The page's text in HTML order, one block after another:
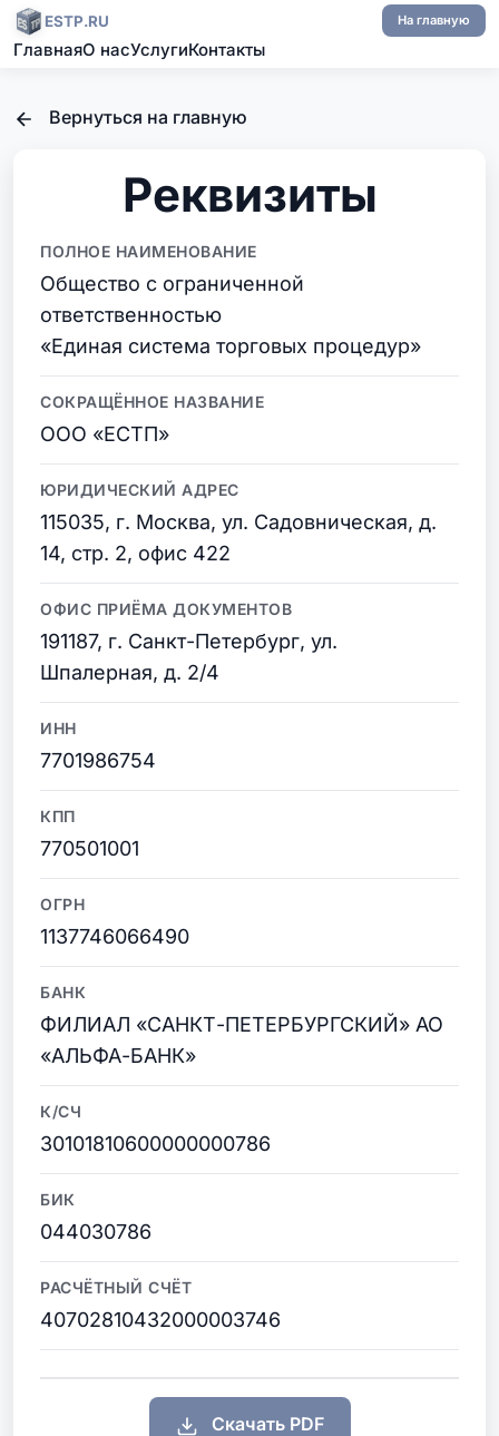
ESTP.RU
ГлавнаяО насУслугиКонтакты
На главную
Вернуться на главную
Реквизиты
ПОЛНОЕ НАИМЕНОВАНИЕ
Общество с ограниченной
ответственностью
«Единая система торговых процедур»
СОКРАЩЁННОЕ НАЗВАНИЕ
ООО «ЕСТП»
ЮРИДИЧЕСКИЙ АДРЕС
115035, г. Москва, ул. Садовническая, д.
14, стр. 2, офис 422
ОФИС ПРИЁМА ДОКУМЕНТОВ
191187, г. Санкт-Петербург, ул.
Шпалерная, д. 2/4
ИНН
7701986754
КПП
770501001
ОГРН
1137746066490
БАНК
ФИЛИАЛ «САНКТ-ПЕТЕРБУРГСКИЙ» АО
«АЛЬФА-БАНК»
К/СЧ
30101810600000000786
БИК
044030786
РАСЧЁТНЫЙ СЧЁТ
40702810432000003746
Скачать PDF